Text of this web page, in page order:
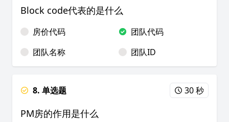
Block code代表的是什么
房价代码
团队代码
团队名称
团队ID
8. 单选题 30 秒
PM房的作用是什么